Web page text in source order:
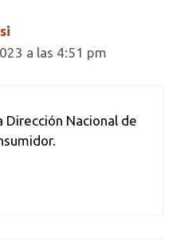
a las 4:51 pm
Dirección Nacional de